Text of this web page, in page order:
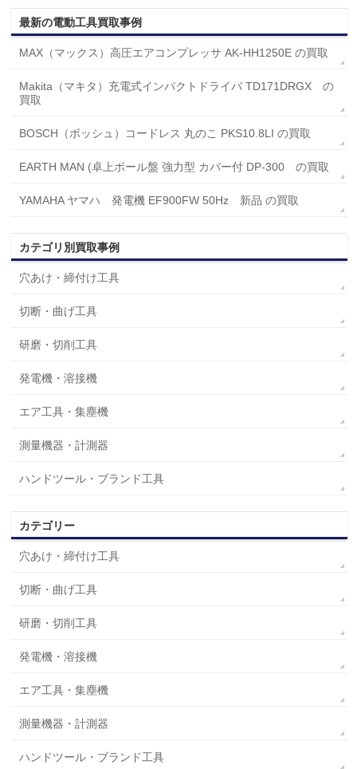
最新の電動工具買取事例
MAX（マックス）高圧エアコンプレッサ AK-HH1250E の買取
Makita（マキタ）充電式インパクトドライバ TD171DRGX の
買取
BOSCH（ボッシュ）コードレス 丸のこ PKS10.8LI の買取
EARTH MAN (卓上ボール盤 強力型 カバー付 DP-300 の買取
YAMAHA ヤマハ 発電機 EF900FW 50Hz 新品 の買取
カテゴリ別買取事例
穴あけ・締付け工具
切断・曲げ工具
研磨・切削工具
発電機・溶接機
エア工具・集塵機
測量機器・計測器
ハンドツール・ブランド工具
カテゴリー
穴あけ・締付け工具
切断・曲げ工具
研磨・切削工具
発電機・溶接機
エア工具・集塵機
測量機器・計測器
ハンドツール・ブランド工具